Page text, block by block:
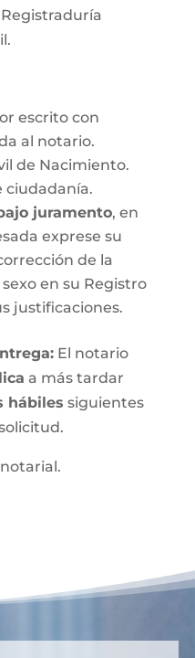
escrito con
al notario.
de Nacimiento.
ciudadanía.
juramento, en
exprese su
de la
en su Registro
justificaciones.
:El notario
a más tardar
hábiles siguientes